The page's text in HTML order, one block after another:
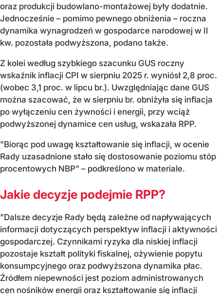
oraz produkcji budowlano-montażowej były dodatnie.
Jednocześnie – pomimo pewnego obniżenia – roczna
dynamika wynagrodzeń w gospodarce narodowej w II
kw. pozostała podwyższona, podano także.
Z kolei według szybkiego szacunku GUS roczny
wskaźnik inflacji CPI w sierpniu 2025 r. wyniósł 2,8 proc.
(wobec 3,1 proc. w lipcu br.). Uwzględniając dane GUS
można szacować, że w sierpniu br. obniżyła się inflacja
po wyłączeniu cen żywności i energii, przy wciąż
podwyższonej dynamice cen usług, wskazała RPP.
"Biorąc pod uwagę kształtowanie się inflacji, w ocenie
Rady uzasadnione stało się dostosowanie poziomu stóp
procentowych NBP" – podkreślono w materiale.
Jakie decyzje podejmie RPP?
"Dalsze decyzje Rady będą zależne od napływających
informacji dotyczących perspektyw inflacji i aktywności
gospodarczej. Czynnikami ryzyka dla niskiej inflacji
pozostaje kształt polityki fiskalnej, ożywienie popytu
konsumpcyjnego oraz podwyższona dynamika płac.
Źródłem niepewności jest poziom administrowanych
cen nośników energii oraz kształtowanie się inflacji